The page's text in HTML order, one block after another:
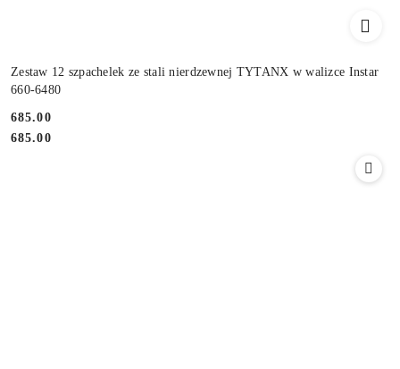
Zestaw 12 szpachelek ze stali nierdzewnej TYTANX w walizce Instar
660-6480
Cena:
685.00
Cena:
685.00